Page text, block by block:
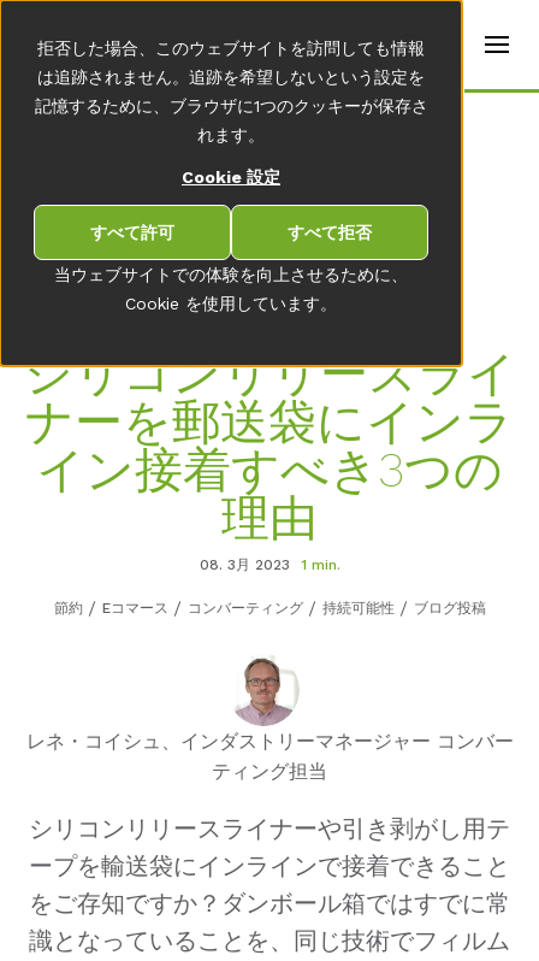
当ウェブサイトでの体験を向上させるために、
Cookie を使用しています。
拒否した場合、このウェブサイトを訪問しても情報
は追跡されません。追跡を希望しないという設定を
記憶するために、ブラウザに1つのクッキーが保存さ
れます。
Cookie 設定
すべて許可 すべて拒否
t
r
s
E
s
h
)
ニュースルーム一覧
シリコンリリースライ
ナーを郵送袋にインラ
イン接着すべき3つの
理由
08. 3月 2023 1 min.
節約 Eコマース コンバーティング 持続可能性 ブログ投稿
レネ・コイシュ、インダストリーマネージャー コンバー
ティング担当
シリコンリリースライナーや引き剥がし用テ
ープを輸送袋にインラインで接着できること
をご存知ですか？ダンボール箱ではすでに常
識となっていることを、同じ技術でフィルム